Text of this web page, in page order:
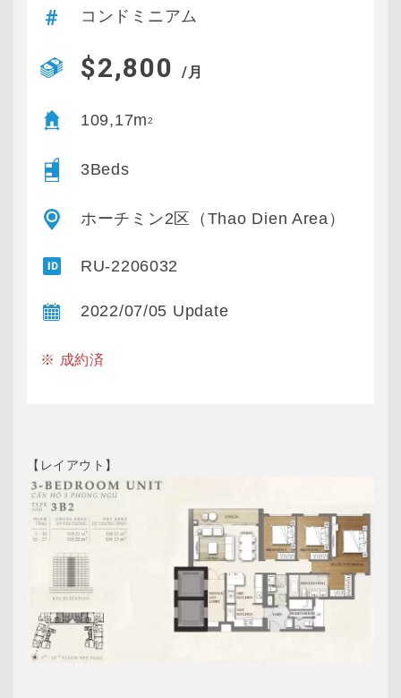
コンドミニアム
$2,800 /月
109,17m2
3Beds
ホーチミン2区（Thao Dien Area）
RU-2206032
2022/07/05 Update
※ 成約済
【レイアウト】